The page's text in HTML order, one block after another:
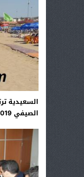
السعيدية
الصيفي 2019